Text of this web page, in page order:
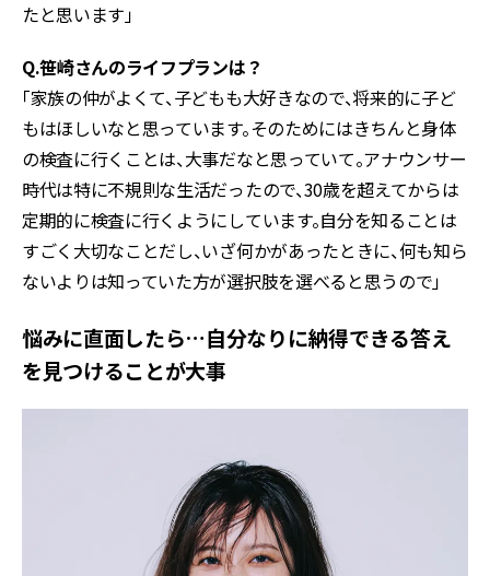
たと思います」
Q.笹崎さんのライフプランは？
「家族の仲がよくて、子どもも大好きなので、将来的に子ど
もはほしいなと思っています。そのためにはきちんと身体
の検査に行くことは、大事だなと思っていて。アナウンサー
時代は特に不規則な生活だったので、30歳を超えてからは
定期的に検査に行くようにしています。自分を知ることは
すごく大切なことだし、いざ何かがあったときに、何も知ら
ないよりは知っていた方が選択肢を選べると思うので」
悩みに直面したら…自分なりに納得できる答え
を見つけることが大事